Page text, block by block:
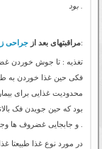
بود .
مراقبتهای بعد ازجراحی :
فکی حین غذا خوردن به
محدودیت غذایی برای
بود که حین جویدن فک
و جابجایی غضروف ها وجود دارد .
در مورد نوع غذا طبیعتا